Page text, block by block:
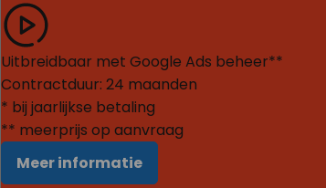
Uitbreidbaar met Google Ads beheer**
Contractduur: 24 maanden
* bij jaarlijkse betaling
** meerprijs op aanvraag
Meer informatie